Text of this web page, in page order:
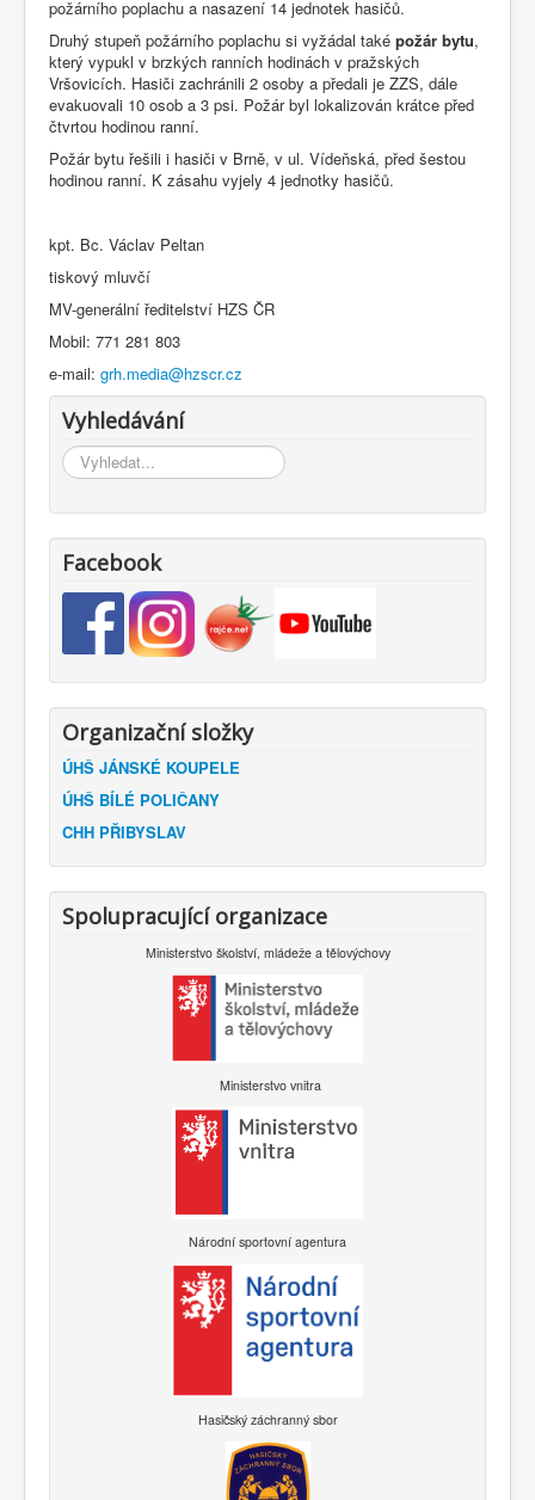
požárního poplachu a nasazení 14 jednotek hasičů.
Druhý stupeň požárního poplachu si vyžádal také požár bytu,
který vypukl v brzkých ranních hodinách v pražských
Vršovicích. Hasiči zachránili 2 osoby a předali je ZZS, dále
evakuovali 10 osob a 3 psi. Požár byl lokalizován krátce před
čtvrtou hodinou ranní.
Požár bytu řešili i hasiči v Brně, v ul. Vídeňská, před šestou
hodinou ranní. K zásahu vyjely 4 jednotky hasičů.
kpt. Bc. Václav Peltan
tiskový mluvčí
MV-generální ředitelství HZS ČR
Mobil: 771 281 803
e-mail: grh.media@hzscr.cz
Vyhledávání
Vyhledávání...
Facebook
Organizační složky
ÚHŠ JÁNSKÉ KOUPELE
ÚHŠ BÍLÉ POLIČANY
CHH PŘIBYSLAV
Spolupracující organizace
Ministerstvo školství, mládeže a tělovýchovy
Ministerstvo vnitra
Národní sportovní agentura
Hasičský záchranný sbor